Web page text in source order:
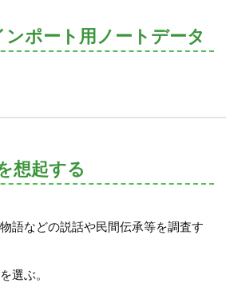
ンポート用ノートデータ
想起する
語などの説話や民間伝承等を調査す
を選ぶ。